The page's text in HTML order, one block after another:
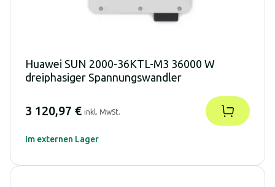
Huawei SUN 2000-36KTL-M3 36000 W
dreiphasiger Spannungswandler
3 120,97 € inkl. MwSt.
Im externen Lager